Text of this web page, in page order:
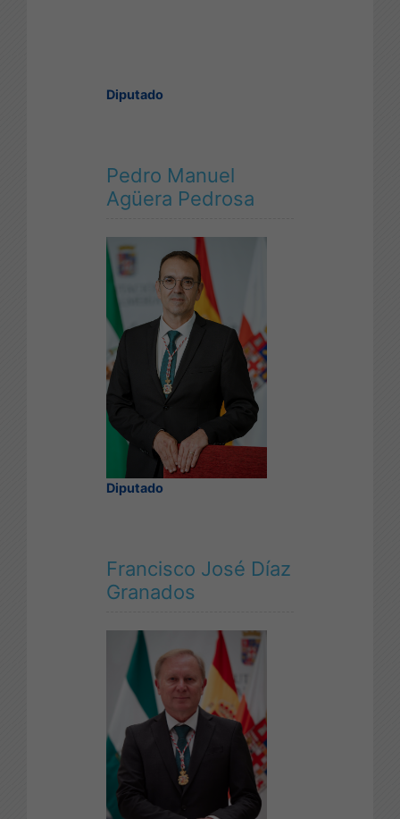
Diputado
Pedro Manuel
Agüera Pedrosa
Diputado
Francisco José Díaz
Granados